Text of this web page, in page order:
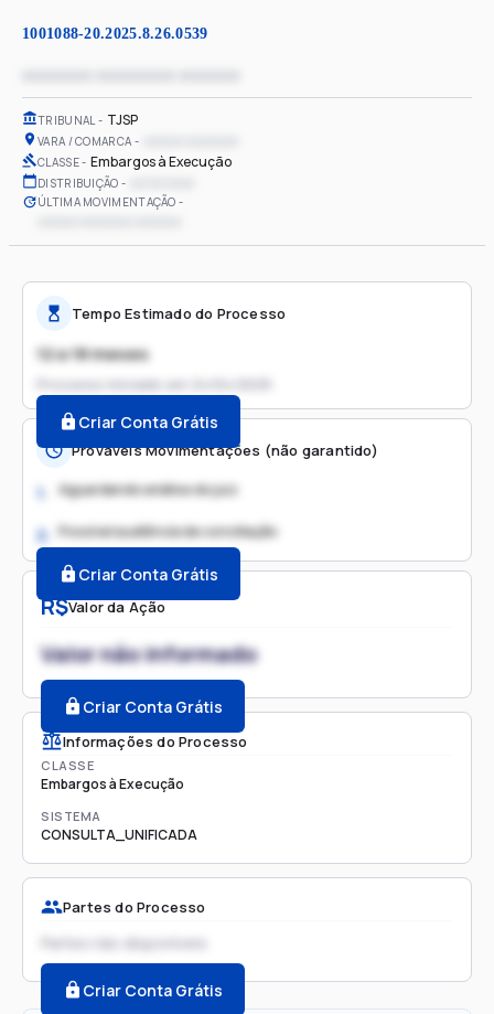
1001088-20.2025.8.26.0539
TRIBUNAL TJSP
VARA / COMARCA
CLASSE Embargos à Execução
DISTRIBUIÇÃO
ÚLTIMA MOVIMENTAÇÃO
R$Valor da Ação
Valor não informado
Criar Conta Grátis
Informações do Processo
CLASSE
Embargos à Execução
SISTEMA
CONSULTA_UNIFICADA
Partes do Processo
Partes não disponíveis
Criar Conta Grátis
Tempo Estimado do Processo
12 a 18 meses
Processo iniciado em
Criar Conta Grátis
Prováveis Movimentações (não garantido)
1. Aguardando análise do juiz
2. Possível audiência de conciliação
Criar Conta Grátis